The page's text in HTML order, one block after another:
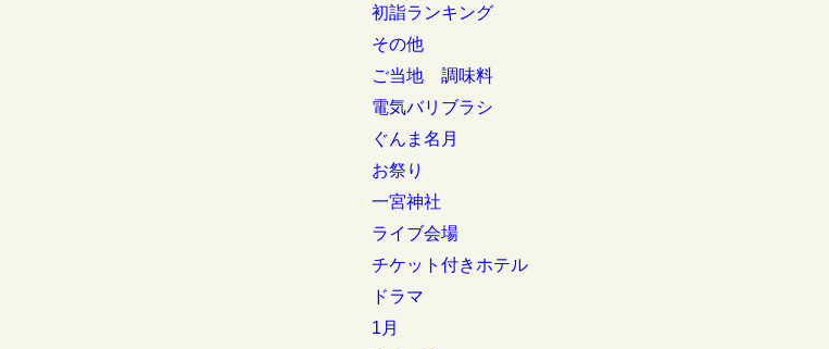
初詣ランキング
その他
ご当地 調味料
電気バリブラシ
ぐんま名月
お祭り
一宮神社
ライブ会場
チケット付きホテル
ドラマ
1月